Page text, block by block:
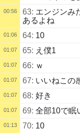
00:56 63: エンジンみ
あるよね
01:06 64: 10
01:07 65: え僕1
01:07 66: ｗ
01:07 67: いいねこの
01:07 68: 好き
01:07 69: 全部10で眠
01:13 70: 10